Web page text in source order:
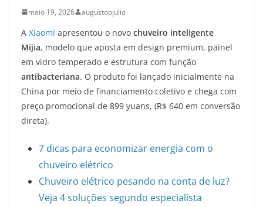
maio 19, 2026 augustopjulio
A Xiaomi apresentou o novo chuveiro inteligente
Mijia, modelo que aposta em design premium, painel
em vidro temperado e estrutura com função
antibacteriana. O produto foi lançado inicialmente na
China por meio de financiamento coletivo e chega com
preço promocional de 899 yuans, (R$ 640 em conversão
direta).
7 dicas para economizar energia com o
chuveiro elétrico
Chuveiro elétrico pesando na conta de luz?
Veja 4 soluções segundo especialista